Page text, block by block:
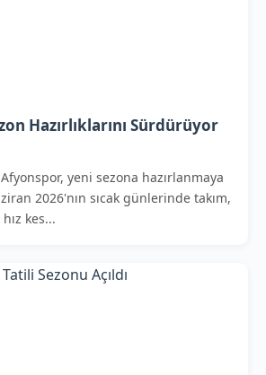
Hazırlıklarını Sürdürüyor
yeni sezona hazırlanmaya
2026'nın sıcak günlerinde takım,
kes...